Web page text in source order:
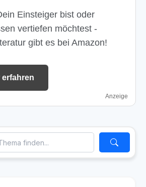
Einsteiger bist oder
vertiefen möchtest -
gibt es bei Amazon!
erfahren
Anzeige